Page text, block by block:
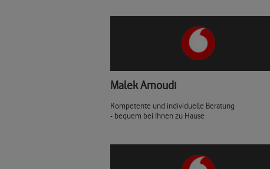
Malek Amoudi
Kompetente und individuelle Beratung
- bequem bei Ihnen zu Hause